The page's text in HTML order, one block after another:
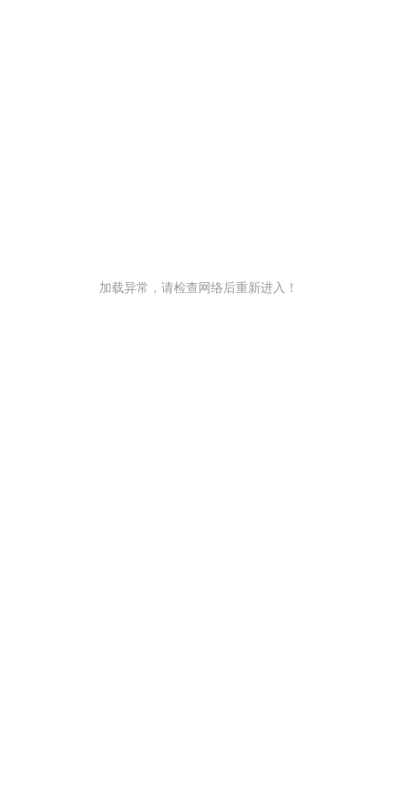
加载异常，请检查网络后重新进入！